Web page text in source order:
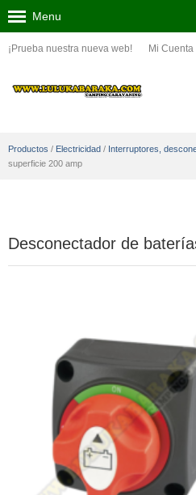
¡Prueba nuestra nueva web! Mi Cuenta
Menu
Productos / Electricidad / Interruptores,
superficie 200 amp
Desconectador de